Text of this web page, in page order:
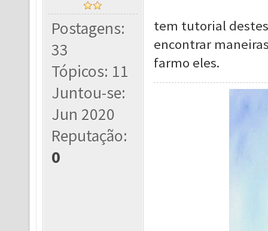
Postagens:
33
Tópicos: 11
Juntou-se:
Jun 2020
Reputação:
0
tem tutorial
encontrar
farmo eles.